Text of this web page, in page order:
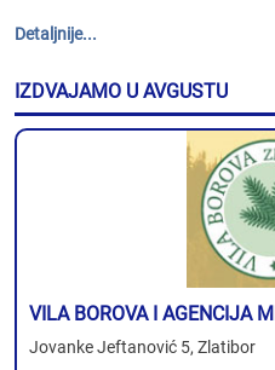
Detaljnije...
IZDVAJAMO U AVGUSTU
VILA BOROVA I AGENCIJA
Jovanke Jeftanović 5, Zlatibor